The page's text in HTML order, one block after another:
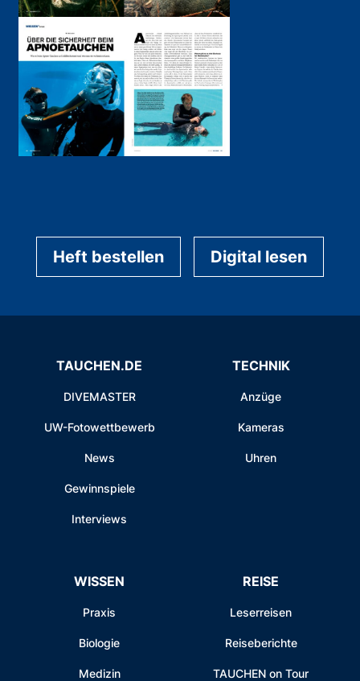
Heft bestellen Digital lesen
TAUCHEN.DE
DIVEMASTER
UW-Fotowettbewerb
News
Gewinnspiele
Interviews
TECHNIK
Anzüge
Kameras
Uhren
WISSEN
Praxis
Biologie
Medizin
REISE
Leserreisen
Reiseberichte
TAUCHEN on Tour